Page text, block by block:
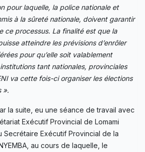
pour laquelle, la police nationale et
à la sûreté nationale, doivent garantir
ce processus. La finalité est que la
atteindre les prévisions d’enrôler
pour qu’elle soit valablement
tant nationales, provinciales
va cette fois-ci organiser les élections
».
la suite, eu une séance de travail avec
Exécutif Provincial de Lomami
Secrétaire Exécutif Provincial de la
au cours de laquelle, le